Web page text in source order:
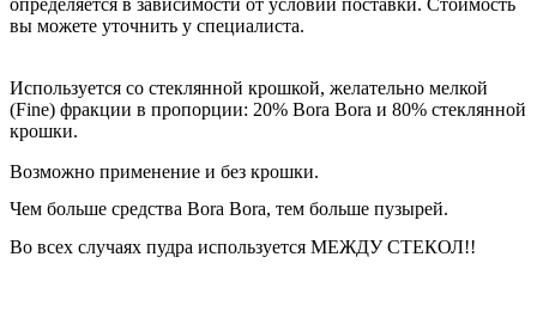
вы можете уточнить у специалиста.
Используется со стеклянной крошкой, желательно мелкой
(Fine) фракции в пропорции: 20% Bora Bora и 80% стеклянной
крошки.
Возможно применение и без крошки.
Чем больше средства Bora Bora, тем больше пузырей.
Во всех случаях пудра используется МЕЖДУ СТЕКОЛ!!